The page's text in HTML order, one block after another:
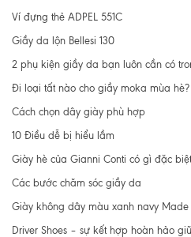
Ví đựng thẻ ADPEL 551C
Giầy da lộn Bellesi 130
2 phụ kiện giầy da bạn luôn cần có
Đi loại tất nào cho giầy moka mùa hè?
Cách chọn dây giày phù hợp
10 Điều dễ bị hiểu lầm
Giày hè của Gianni Conti có gì đặc
Các bước chăm sóc giầy da
Giày không dây màu xanh navy Made
Driver Shoes – sự kết hợp hoàn hảo